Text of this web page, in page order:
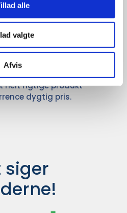
alle
valgte
Afvis
hjemmesiden er
udpluk af de
vi kan skaffe.
større, så har I en
produkt, eller et
så send en
info@syddesign.dk,
helt rigtige produkt
dygtig pris.
siger